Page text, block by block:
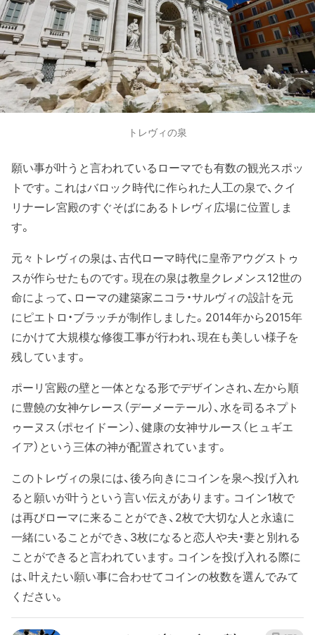
トレヴィの泉
願い事が叶うと言われているローマでも有数の観光スポッ
トです。これはバロック時代に作られた人工の泉で、クイ
リナーレ宮殿のすぐそばにあるトレヴィ広場に位置しま
す。
元々トレヴィの泉は、古代ローマ時代に皇帝アウグストゥ
スが作らせたものです。現在の泉は教皇クレメンス12世の
命によって、ローマの建築家ニコラ・サルヴィの設計を元
にピエトロ・ブラッチが制作しました。2014年から2015年
にかけて大規模な修復工事が行われ、現在も美しい様子を
残しています。
ポーリ宮殿の壁と一体となる形でデザインされ、左から順
に豊饒の女神ケレース（デーメーテール）、水を司るネプト
ゥーヌス（ポセイドーン）、健康の女神サルース（ヒュギエ
イア）という三体の神が配置されています。
このトレヴィの泉には、後ろ向きにコインを泉へ投げ入れ
ると願いが叶うという言い伝えがあります。コイン1枚で
は再びローマに来ることができ、2枚で大切な人と永遠に
一緒にいることができ、3枚になると恋人や夫・妻と別れる
ことができると言われています。コインを投げ入れる際に
は、叶えたい願い事に合わせてコインの枚数を選んでみて
ください。